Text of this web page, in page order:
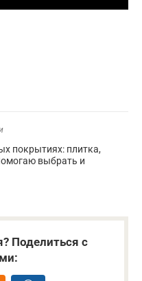
покрытиях: плитка,
выбрать и
Поделиться с